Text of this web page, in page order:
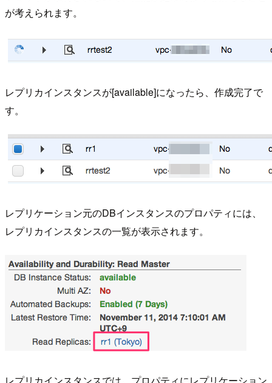
が考えられます。
レプリカインスタンスが[available]になったら、作成完了で
す。
レプリケーション元のDBインスタンスのプロパティには、
レプリカインスタンスの一覧が表示されます。